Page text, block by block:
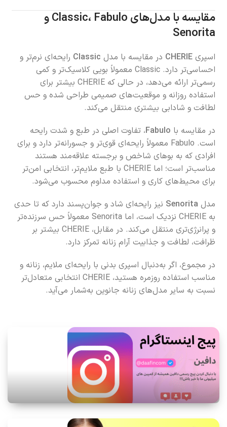
مقایسه با مدل‌های Classic، Fabulo و
Senorita
اسپریCHERIE در مقایسه با مدل Classic رایحه‌ای نرم‌تر و
احساسی‌تر دارد. Classic معمولاً بویی کلاسیک‌تر و کمی
رسمی‌تر ارائه می‌دهد، در حالی که CHERIE بیشتر برای
استفاده روزانه و موقعیت‌های صمیمی طراحی شده و حس
لطافت و شادابی بیشتری منتقل می‌کند.
در مقایسه با Fabulo، تفاوت اصلی در طبع و شدت رایحه
است. Fabulo معمولاً رایحه‌ای قوی‌تر و جسورانه‌تر دارد و برای
افرادی که به بوهای شاخص و برجسته علاقه‌مند هستند
مناسب‌تر است؛ اما CHERIE با طبع ملایم‌تر، انتخابی امن‌تر
برای محیط‌های کاری و استفاده مداوم محسوب می‌شود.
مدلSenorita نیز رایحه‌ای شاد و جوان‌پسند دارد که تا حدی
به CHERIE نزدیک است، اما Senorita معمولاً حس سرزنده‌تر
و پرانرژی‌تری منتقل می‌کند. در مقابل، CHERIE بیشتر بر
ظرافت، لطافت و جذابیت آرام زنانه تمرکز دارد.
در مجموع، اگر به‌دنبال اسپری بدنی با رایحه‌ای ملایم، زنانه و
مناسب استفاده روزمره هستید، CHERIE انتخابی متعادل‌تر
نسبت به سایر مدل‌های زنانه جانوین به‌شمار می‌آید.